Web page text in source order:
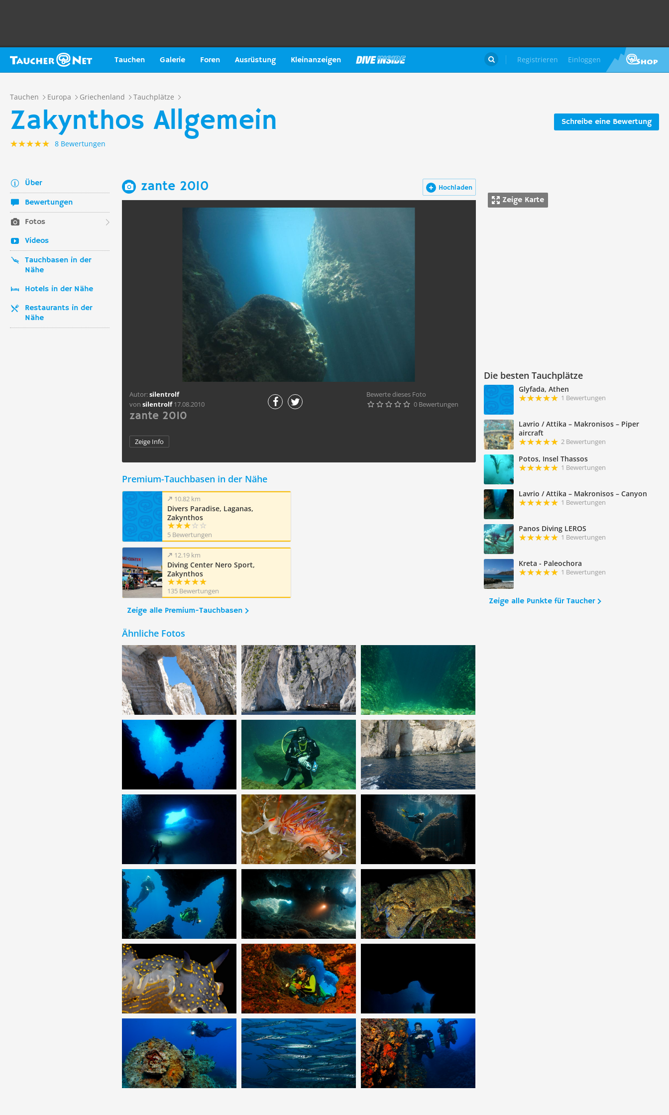
Tauchen Galerie Foren Ausrüstung Kleinanzeigen Registrieren Einloggen

Tauchen Europa Griechenland Tauchplätze
Schreibe eine Bewertung
Zakynthos Allgemein
8 Bewertungen
Über
Bewertungen
Fotos
Videos
Tauchbasen in der
Nähe
Hotels in der Nähe
Restaurants in der
Nähe
Zeige Karte
Die besten Tauchplätze
Glyfada, Athen
1 Bewertungen
Lavrio / Attika – Makronisos – Piper
aircraft
2 Bewertungen
Potos, Insel Thassos
1 Bewertungen
Lavrio / Attika – Makronisos – Canyon
1 Bewertungen
Panos Diving LEROS
1 Bewertungen
Kreta - Paleochora
1 Bewertungen
Zeige alle Punkte für Taucher
Hochladen
zante 2010
Autor:silentrolf
von silentrolf17.08.2010
Bewerte dieses Foto
     0 Bewertungen
zante 2010
Zeige Info
Premium-Tauchbasen in der Nähe
10.82 km
Divers Paradise, Laganas,
Zakynthos
5 Bewertungen
12.19 km
Diving Center Nero Sport,
Zakynthos
135 Bewertungen
Zeige alle Premium-Tauchbasen
Ähnliche Fotos